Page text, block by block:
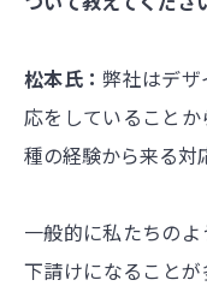
松本氏：弊社はデ
応をしていること
種の経験から来る対
一般的に私たちの
下請けになること